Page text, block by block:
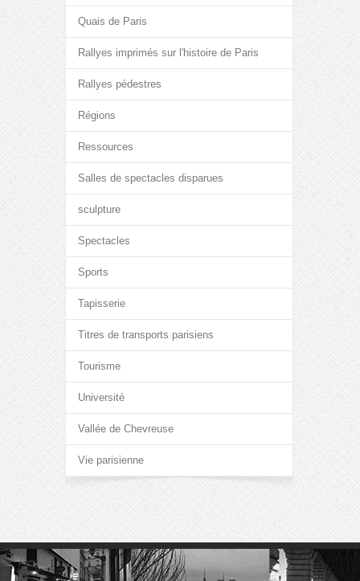
Quais de Paris
Rallyes imprimés sur l'histoire de Paris
Rallyes pédestres
Régions
Ressources
Salles de spectacles disparues
sculpture
Spectacles
Sports
Tapisserie
Titres de transports parisiens
Tourisme
Université
Vallée de Chevreuse
Vie parisienne